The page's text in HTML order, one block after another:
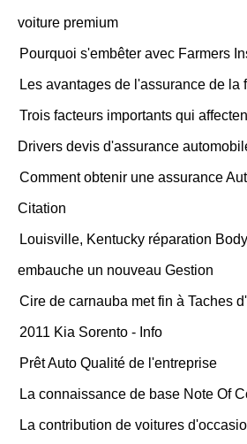
voiture premium
Pourquoi s'embêter avec Farmers
Les avantages de l'assurance de la
Trois facteurs importants qui
Drivers devis d'assurance
Comment obtenir une assurance
Citation
Louisville, Kentucky réparation
embauche un nouveau Gestion
Cire de carnauba met fin à Taches
2011 Kia Sorento - Info
Prêt Auto Qualité de l'entreprise
La connaissance de base Note Of
La contribution de voitures